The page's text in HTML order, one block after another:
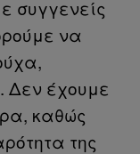
συγγενείς
να
Δεν έχουμε
καθώς
της